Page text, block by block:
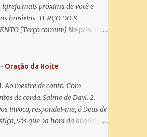
Virgem Maria. Rogai por
de Deus. Para que sejamos
promessas de Cristo. Amém.
igreja mais próxima de você e
horários. TERÇO DO S.
(Terço comum) No principio:
não permitais que eu viva
Vosso e o Vosso ao meu, e, nem
eu! Nas contas pequenas:
de Amor! Misericórdia Senhor!
Cristo pão da vida e remédio
- Oração da Noite
Ao mestre de canto. Com
de corda. Salmo de Davi. 2.
invoco, respondei-me, ó Deus de
vós que na hora da angústia